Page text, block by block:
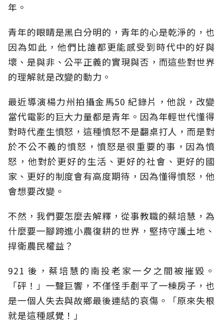
年。
青年的眼睛是黑白分明的，青年的心是乾淨的，也
因為如此，他們比誰都更能感受到時代中的好與
壞、是與非、公平正義的實現與否，而這些對世界
的理解就是改變的動力。
最近導演楊力州拍攝金馬50 紀錄片，他說，改變
當代電影的巨大力量都是青年。因為年輕世代懂得
對時代產生憤怒，這種憤怒不是翻桌打人，而是對
於不公不義的憤怒，憤怒是很重要的事，因為憤
怒，他對於更好的生活、更好的社會、更好的國
家、更好的制度會有高度期待，因為懂得憤怒，他
會想要改變。
不然，我們要怎麼去解釋，從事教職的蔡培慧，為
什麼要一腳跨進小農復耕的世界，堅持守護土地、
捍衛農民權益？
921 後，蔡培慧的南投老家一夕之間被摧毀。
「砰！」一聲巨響，不僅怪手剷平了一棟房子，也
是一個人失去與故鄉最後連結的哀傷。「原來失根
就是這種感覺！」